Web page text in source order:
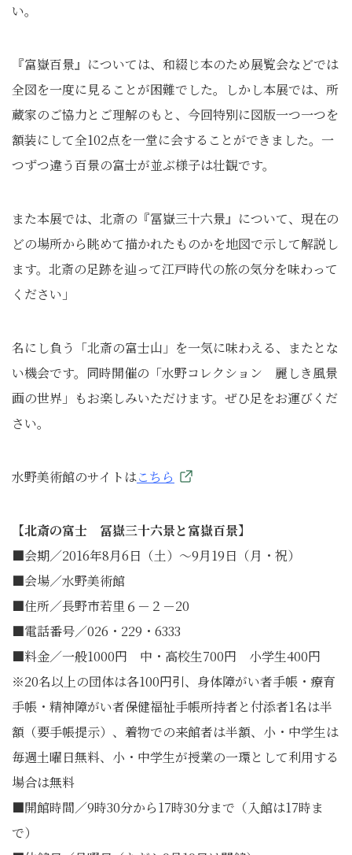
い。
『富嶽百景』については、和綴じ本のため展覧会などでは
全図を一度に見ることが困難でした。しかし本展では、所
蔵家のご協力とご理解のもと、今回特別に図版一つ一つを
額装にして全102点を一堂に会することができました。一
つずつ違う百景の富士が並ぶ様子は壮観です。
また本展では、北斎の『冨嶽三十六景』について、現在の
どの場所から眺めて描かれたものかを地図で示して解説し
ます。北斎の足跡を辿って江戸時代の旅の気分を味わって
ください」
名にし負う「北斎の富士山」を一気に味わえる、またとな
い機会です。同時開催の「水野コレクション 麗しき風景
画の世界」もお楽しみいただけます。ぜひ足をお運びくだ
さい。
水野美術館のサイトはこちら
【北斎の富士 冨嶽三十六景と富嶽百景】
■会期／2016年8月6日（土）～9月19日（月・祝）
■会場／水野美術館
■住所／長野市若里６－２－20
■電話番号／026・229・6333
■料金／一般1000円 中・高校生700円 小学生400円
※20名以上の団体は各100円引、身体障がい者手帳・療育
手帳・精神障がい者保健福祉手帳所持者と付添者1名は半
額（要手帳提示）、着物での来館者は半額、小・中学生は
毎週土曜日無料、小・中学生が授業の一環として利用する
場合は無料
■開館時間／9時30分から17時30分まで（入館は17時ま
で）